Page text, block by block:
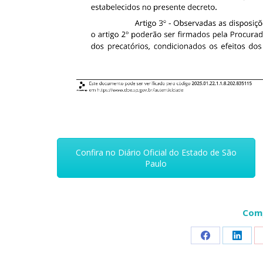
Confira no Diário Oficial do Estado de São
Paulo
Share Share